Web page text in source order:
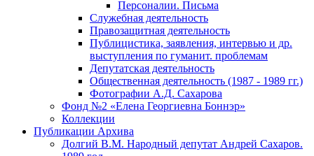
Персоналии. Письма
Служебная деятельность
Правозащитная деятельность
Публицистика, заявления, интервью и др.
выступления по гуманит. проблемам
Депутатская деятельность
Общественная деятельность (1987 - 1989 гг.)
Фотографии А.Д. Сахарова
Фонд №2 «Елена Георгиевна Боннэр»
Коллекции
Публикации Архива
Долгий В.М. Народный депутат Андрей Сахаров.